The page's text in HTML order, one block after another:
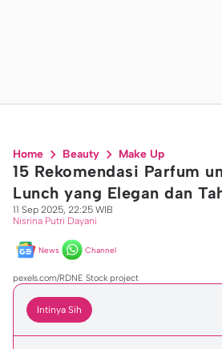
Home Beauty Make Up
15 Rekomendasi Parfum
Lunch yang Elegan dan
11 Sep 2025, 22:25 WIB
Nisrina Putri Dayani
News Channel
pexels.com/RDNE Stock project
Intinya Sih